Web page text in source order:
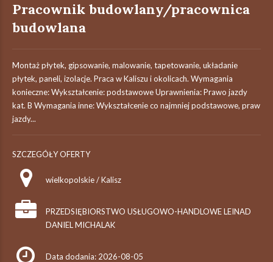
Pracownik budowlany/pracownica
budowlana
Montaż płytek, gipsowanie, malowanie, tapetowanie, układanie
płytek, paneli, izolacje. Praca w Kaliszu i okolicach. Wymagania
konieczne: Wykształcenie: podstawowe Uprawnienia: Prawo jazdy
kat. B Wymagania inne: Wykształcenie co najmniej podstawowe, praw
jazdy...
SZCZEGÓŁY OFERTY
wielkopolskie / Kalisz
PRZEDSIĘBIORSTWO USŁUGOWO-HANDLOWE LEINAD
DANIEL MICHALAK
Data dodania: 2026-08-05